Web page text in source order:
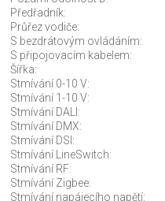
Předřadník:
Průřez vodiče:
S bezdrátovým ovládáním:
S připojovacím kabelem:
Šířka:
Stmívání 0-10 V:
Stmívání 1-10 V:
Stmívání DALI:
Stmívání DMX:
Stmívání DSI:
Stmívání LineSwitch:
Stmívání RF:
Stmívání Zigbee:
Stmívání napájecího napětí: